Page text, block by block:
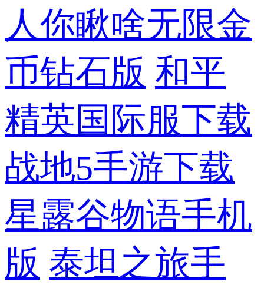
人你瞅啥无限金
币钻石版 和平
精英国际服下载
战地5手游下载
星露谷物语手机
版 泰坦之旅手